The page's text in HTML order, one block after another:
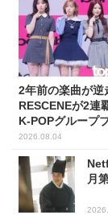
2年前の楽曲が逆
RESCENEが2連
K-POPグループ
トップ5
2026.08.04
月